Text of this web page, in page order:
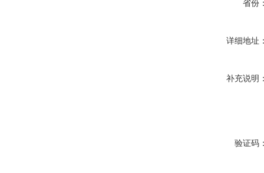
省份
详细地址
补充说明
验证码